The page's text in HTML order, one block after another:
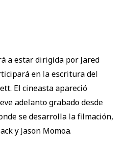
a estar dirigida por Jared
en la escritura del
El cineasta apareció
adelanto grabado desde
se desarrolla la filmación,
y Jason Momoa.